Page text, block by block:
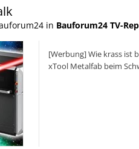
in Bauforum24 TV-
[Werbung] Wie krass ist
xTool Metalfab beim